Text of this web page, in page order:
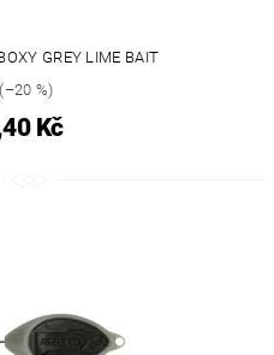
GREY LIME BAIT
(–20 %)
Kč